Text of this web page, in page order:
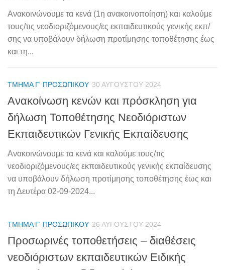
Ανακοινώνουμε τα κενά (1η ανακοινοποίηση) και καλούμε
τους/τις νεοδιοριζόμενους/ες εκπαιδευτικούς γενικής εκπ/
σης να υποβάλουν δήλωση προτίμησης τοποθέτησης έως
και τη...
ΤΜΉΜΑ Γ' ΠΡΟΣΩΠΙΚΟΎ 30 ΑΥΓΟΎΣΤΟΥ 2024
Ανακοίνωση κενών και πρόσκληση για
δήλωση Τοποθέτησης Νεοδιόριστων
Εκπαιδευτικών Γενικής Εκπαίδευσης
Ανακοινώνουμε τα κενά και καλούμε τους/τις
νεοδιοριζόμενους/ες εκπαιδευτικούς γενικής εκπαίδευσης
να υποβάλουν δήλωση προτίμησης τοποθέτησης έως και
τη Δευτέρα 02-09-2024...
ΤΜΉΜΑ Γ' ΠΡΟΣΩΠΙΚΟΎ 26 ΑΥΓΟΎΣΤΟΥ 2024
Προσωρινές τοποθετήσεις – διαθέσεις
νεοδιόριστων εκπαιδευτικών Ειδικής